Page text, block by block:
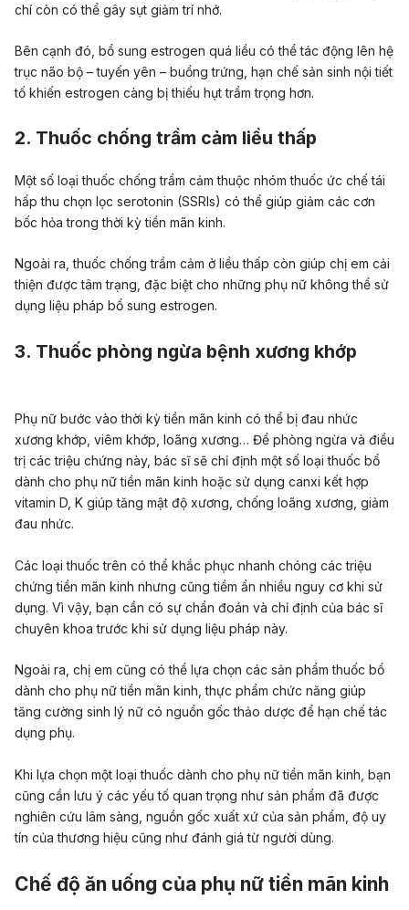
chí còn có thể gây sụt giảm trí nhớ.
Bên cạnh đó, bổ sung estrogen quá liều có thể tác động lên hệ
trục não bộ – tuyến yên – buồng trứng, hạn chế sản sinh nội tiết
tố khiến estrogen càng bị thiếu hụt trầm trọng hơn.
2. Thuốc chống trầm cảm liều thấp
Một số loại thuốc chống trầm cảm thuộc nhóm thuốc ức chế tái
hấp thu chọn lọc serotonin (SSRIs) có thể giúp giảm các cơn
bốc hỏa trong thời kỳ tiền mãn kinh.
Ngoài ra, thuốc chống trầm cảm ở liều thấp còn giúp chị em cải
thiện được tâm trạng, đặc biệt cho những phụ nữ không thể sử
dụng liệu pháp bổ sung estrogen.
3. Thuốc phòng ngừa bệnh xương khớp
Phụ nữ bước vào thời kỳ tiền mãn kinh có thể bị đau nhức
xương khớp, viêm khớp, loãng xương… Để phòng ngừa và điều
trị các triệu chứng này, bác sĩ sẽ chỉ định một số loại thuốc bổ
dành cho phụ nữ tiền mãn kinh hoặc sử dụng canxi kết hợp
vitamin D, K giúp tăng mật độ xương, chống loãng xương, giảm
đau nhức.
Các loại thuốc trên có thể khắc phục nhanh chóng các triệu
chứng tiền mãn kinh nhưng cũng tiềm ẩn nhiều nguy cơ khi sử
dụng. Vì vậy, bạn cần có sự chẩn đoán và chỉ định của bác sĩ
chuyên khoa trước khi sử dụng liệu pháp này.
Ngoài ra, chị em cũng có thể lựa chọn các sản phẩm thuốc bổ
dành cho phụ nữ tiền mãn kinh, thực phẩm chức năng giúp
tăng cường sinh lý nữ có nguồn gốc thảo dược để hạn chế tác
dụng phụ.
Khi lựa chọn một loại thuốc dành cho phụ nữ tiền mãn kinh, bạn
cũng cần lưu ý các yếu tố quan trọng như sản phẩm đã được
nghiên cứu lâm sàng, nguồn gốc xuất xứ của sản phẩm, độ uy
tín của thương hiệu cũng như đánh giá từ người dùng.
Chế độ ăn uống của phụ nữ tiền mãn kinh